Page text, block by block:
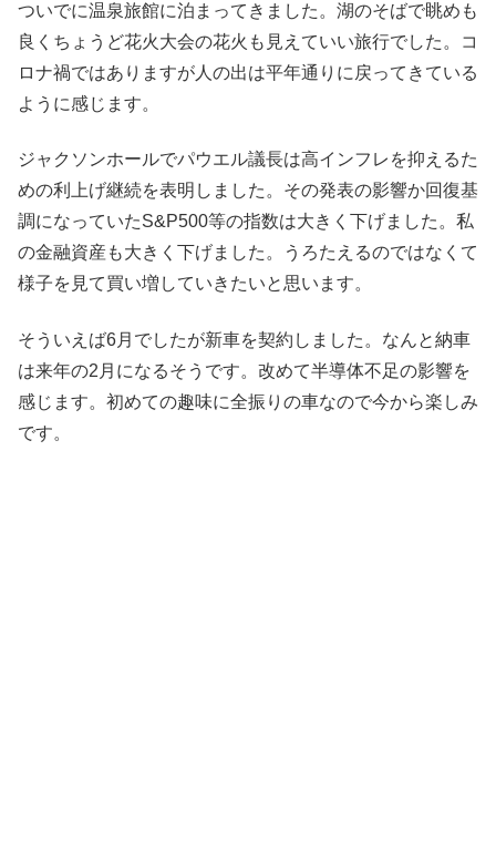
ついでに温泉旅館に泊まってきました。湖のそばで眺めも
良くちょうど花火大会の花火も見えていい旅行でした。コ
ロナ禍ではありますが人の出は平年通りに戻ってきている
ように感じます。
ジャクソンホールでパウエル議長は高インフレを抑えるた
めの利上げ継続を表明しました。その発表の影響か回復基
調になっていたS&P500等の指数は大きく下げました。私
の金融資産も大きく下げました。うろたえるのではなくて
様子を見て買い増していきたいと思います。
そういえば6月でしたが新車を契約しました。なんと納車
は来年の2月になるそうです。改めて半導体不足の影響を
感じます。初めての趣味に全振りの車なので今から楽しみ
です。